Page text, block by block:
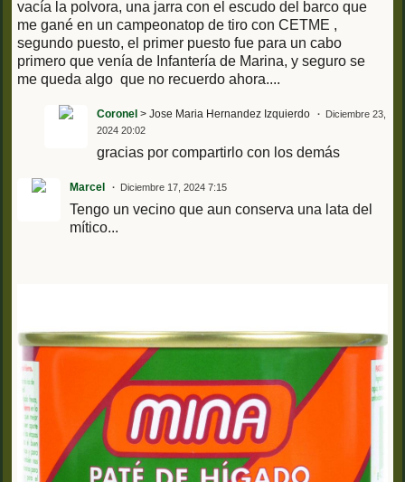
vacía la polvora, una jarra con el escudo del barco que
me gané en un campeonatop de tiro con CETME ,
segundo puesto, el primer puesto fue para un cabo
primero que venía de Infantería de Marina, y seguro se
me queda algo que no recuerdo ahora....
Coronel > Jose Maria Hernandez Izquierdo
Diciembre 23,
2024 20:02
gracias por compartirlo con los demás
Marcel Diciembre 17, 2024 7:15
Tengo un vecino que aun conserva una lata del
mítico...